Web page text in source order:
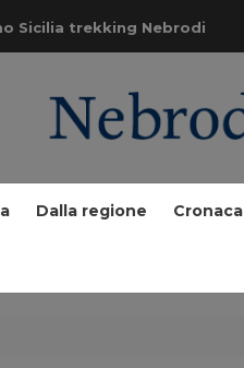
Sicilia trekking Nebrodi
Dalla regione Cronaca